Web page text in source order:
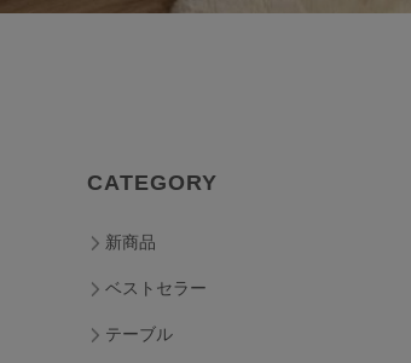
CATEGORY
新商品
ベストセラー
テーブル